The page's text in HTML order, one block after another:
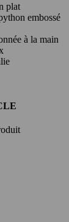
plat
embossé
à la main